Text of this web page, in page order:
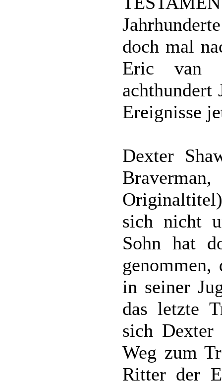
doch mal
Eric van
achthundert
Ereignisse
Dexter
sich nicht
Sohn hat
in seiner
das letzte
sich Dexter
Weg zum
Ritter der